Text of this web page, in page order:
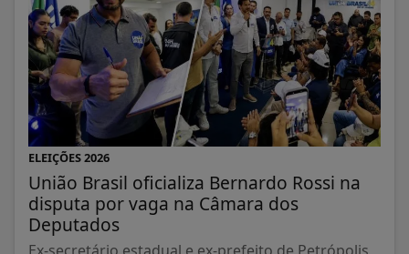
ELEIÇÕES 2026
União Brasil oficializa Bernardo Rossi na
disputa por vaga na Câmara dos
Deputados